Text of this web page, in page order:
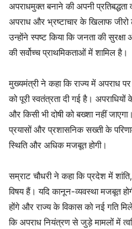
अपराधमुक्त बनाने की अपनी प्रतिबद्धता
अपराध और भ्रष्टाचार के खिलाफ जीरो
उन्होंने स्पष्ट किया कि जनता की
की सर्वोच्च प्राथमिकताओं में शामिल है।
मुख्यमंत्री ने कहा कि राज्य में अपराध
को पूरी स्वतंत्रता दी गई है। अपराधियों
और किसी भी दोषी को बख्शा नहीं
प्रयासों और प्रशासनिक सख्ती के
स्थिति और अधिक मजबूत होगी।
सम्राट चौधरी ने कहा कि प्रदेश में
विषय हैं। यदि कानून-व्यवस्था मजबूत
होंगे और राज्य के विकास को नई गति
कि अपराध नियंत्रण से जुड़े मामलों में